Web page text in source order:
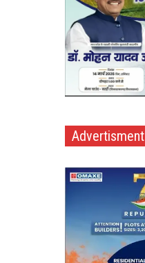
Advertisment